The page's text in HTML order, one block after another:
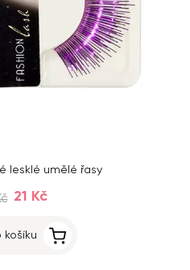
lesklé umělé řasy
21 Kč
košíku